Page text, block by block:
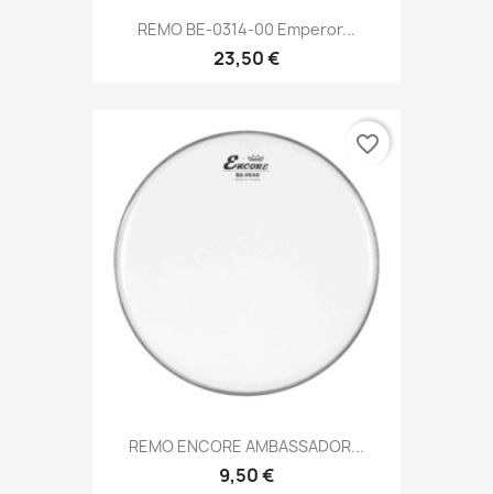
REMO BE-0314-00 Emperor...
23,50 €
REMO ENCORE AMBASSADOR...
9,50 €
favorite_border